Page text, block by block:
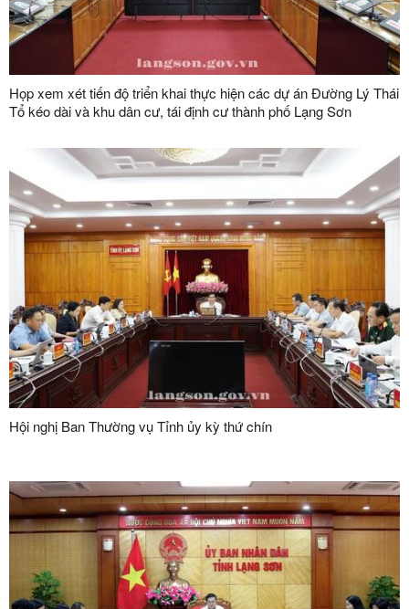
Họp xem xét tiến độ triển khai thực hiện các dự án Đường Lý Thái
Tổ kéo dài và khu dân cư, tái định cư thành phố Lạng Sơn
Hội nghị Ban Thường vụ Tỉnh ủy kỳ thứ chín